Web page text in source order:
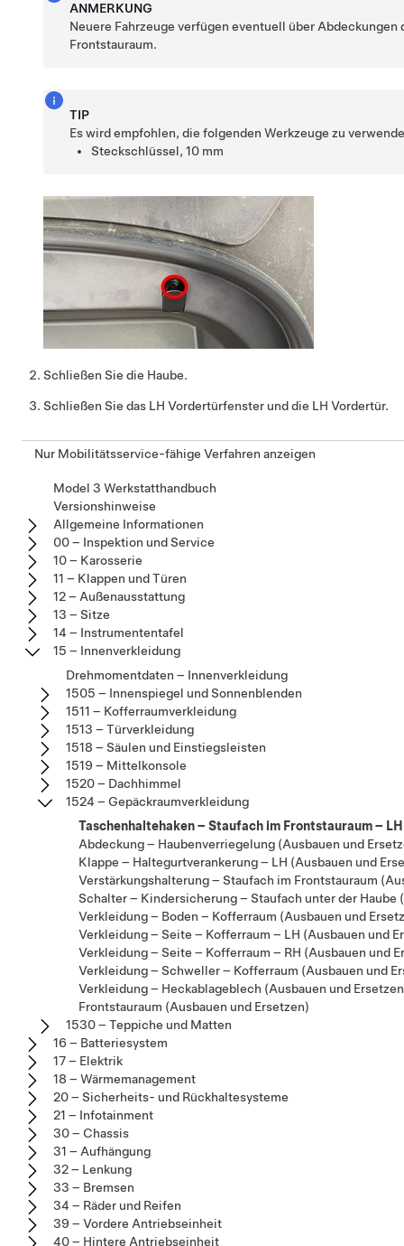
ANMERKUNG
Neuere Fahrzeuge verfügen eventuell über Abdeckungen
Frontstauraum.
TIP
Es wird empfohlen, die folgenden Werkzeuge zu
Steckschlüssel, 10 mm
Schließen Sie die Haube.
Schließen Sie das LH Vordertürfenster und die LH Vordertür.
Nur Mobilitätsservice-fähige Verfahren anzeigen
Model 3 Werkstatthandbuch
Versionshinweise
Allgemeine Informationen
00 – Inspektion und Service
10 – Karosserie
11 – Klappen und Türen
12 – Außenausstattung
13 – Sitze
14 – Instrumententafel
15 – Innenverkleidung
Drehmomentdaten – Innenverkleidung
1505 – Innenspiegel und Sonnenblenden
1511 – Kofferraumverkleidung
1513 – Türverkleidung
1518 – Säulen und Einstiegsleisten
1519 – Mittelkonsole
1520 – Dachhimmel
1524 – Gepäckraumverkleidung
Taschenhaltehaken – Staufach im Frontstauraum –
Abdeckung – Haubenverriegelung (Ausbauen und
Klappe – Haltegurtverankerung – LH (Ausbauen und
Verstärkungshalterung – Staufach im Frontstauraum
Schalter – Kindersicherung – Staufach unter der Haube
Verkleidung – Boden – Kofferraum (Ausbauen und
Verkleidung – Seite – Kofferraum – LH (Ausbauen und
Verkleidung – Seite – Kofferraum – RH (Ausbauen und
Verkleidung – Schweller – Kofferraum (Ausbauen und
Verkleidung – Heckablageblech (Ausbauen und
Frontstauraum (Ausbauen und Ersetzen)
1530 – Teppiche und Matten
16 – Batteriesystem
17 – Elektrik
18 – Wärmemanagement
20 – Sicherheits- und Rückhaltesysteme
21 – Infotainment
30 – Chassis
31 – Aufhängung
32 – Lenkung
33 – Bremsen
34 – Räder und Reifen
39 – Vordere Antriebseinheit
40 – Hintere Antriebseinheit